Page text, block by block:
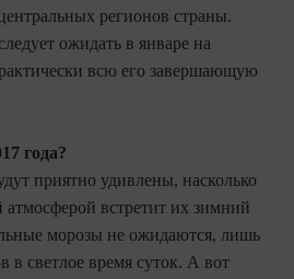
регионов страны.
ожидать в январе на
всю его завершающую
года?
приятно удивлены, насколько
встретит их зимний
морозы не ожидаются, лишь
в светлое время суток. А вот